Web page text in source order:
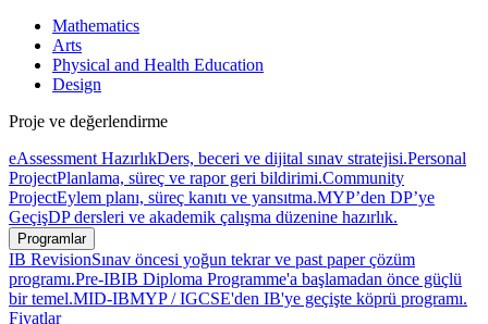
Mathematics
Arts
Physical and Health Education
Design
Proje ve değerlendirme
eAssessment HazırlıkDers, beceri ve dijital sınav stratejisi.Personal
ProjectPlanlama, süreç ve rapor geri bildirimi.Community
ProjectEylem planı, süreç kanıtı ve yansıtma.MYP’den DP’ye
GeçişDP dersleri ve akademik çalışma düzenine hazırlık.
Programlar
IB RevisionSınav öncesi yoğun tekrar ve past paper çözüm
programı.Pre-IBIB Diploma Programme'a başlamadan önce güçlü
bir temel.MID-IBMYP / IGCSE'den IB'ye geçişte köprü programı.
Fiyatlar